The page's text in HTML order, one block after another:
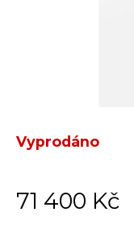
71 400 Kč
Vyprodáno